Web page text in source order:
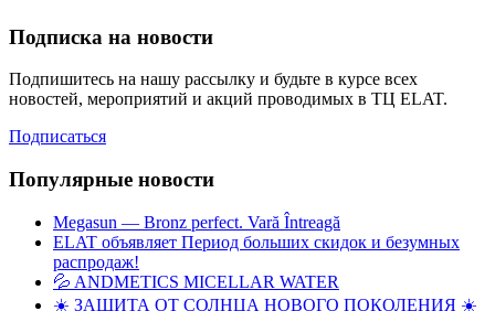
Подписка на новости
Подпишитесь на нашу рассылку и будьте в курсе всех
новостей, мероприятий и акций проводимых в ТЦ ELAT.
Подписаться
Популярные новости
Megasun — Bronz perfect. Vară Întreagă
ELAT объявляет Период больших скидок и безумных
распродаж!
💦 ANDMETICS MICELLAR WATER
☀️ ЗАЩИТА ОТ СОЛНЦА НОВОГО ПОКОЛЕНИЯ ☀️